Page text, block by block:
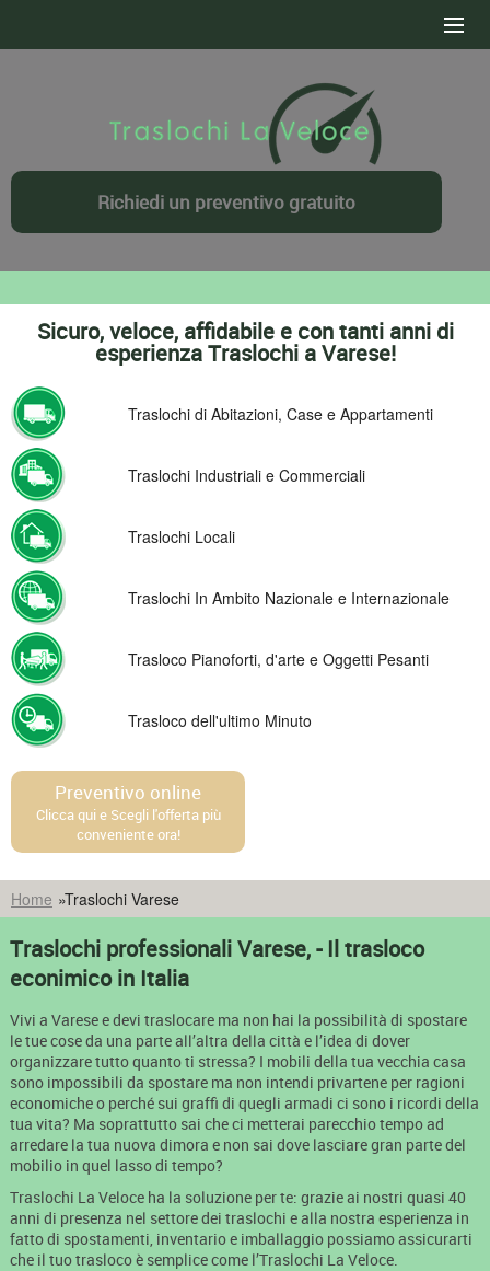
CONTATTI
PREVENTIVO GRATUITO
Richiedi un preventivo gratuito
Sicuro, veloce, affidabile e con tanti anni di
esperienza Traslochi a Varese!
Traslochi di Abitazioni, Case e Appartamenti
Traslochi Industriali e Commerciali
Traslochi Locali
Traslochi In Ambito Nazionale e Internazionale
Trasloco Pianoforti, d'arte e Oggetti Pesanti
Trasloco dell'ultimo Minuto
Preventivo online
Clicca qui e Scegli l'offerta più
conveniente ora!
Home »Traslochi Varese
Traslochi professionali Varese, - Il trasloco
econimico in Italia
Vivi a Varese e devi traslocare ma non hai la possibilità di spostare
le tue cose da una parte all’altra della città e l’idea di dover
organizzare tutto quanto ti stressa? I mobili della tua vecchia casa
sono impossibili da spostare ma non intendi privartene per ragioni
economiche o perché sui graffi di quegli armadi ci sono i ricordi della
tua vita? Ma soprattutto sai che ci metterai parecchio tempo ad
arredare la tua nuova dimora e non sai dove lasciare gran parte del
mobilio in quel lasso di tempo?
Traslochi La Veloce ha la soluzione per te: grazie ai nostri quasi 40
anni di presenza nel settore dei traslochi e alla nostra esperienza in
fatto di spostamenti, inventario e imballaggio possiamo assicurarti
che il tuo trasloco è semplice come l’Traslochi La Veloce.